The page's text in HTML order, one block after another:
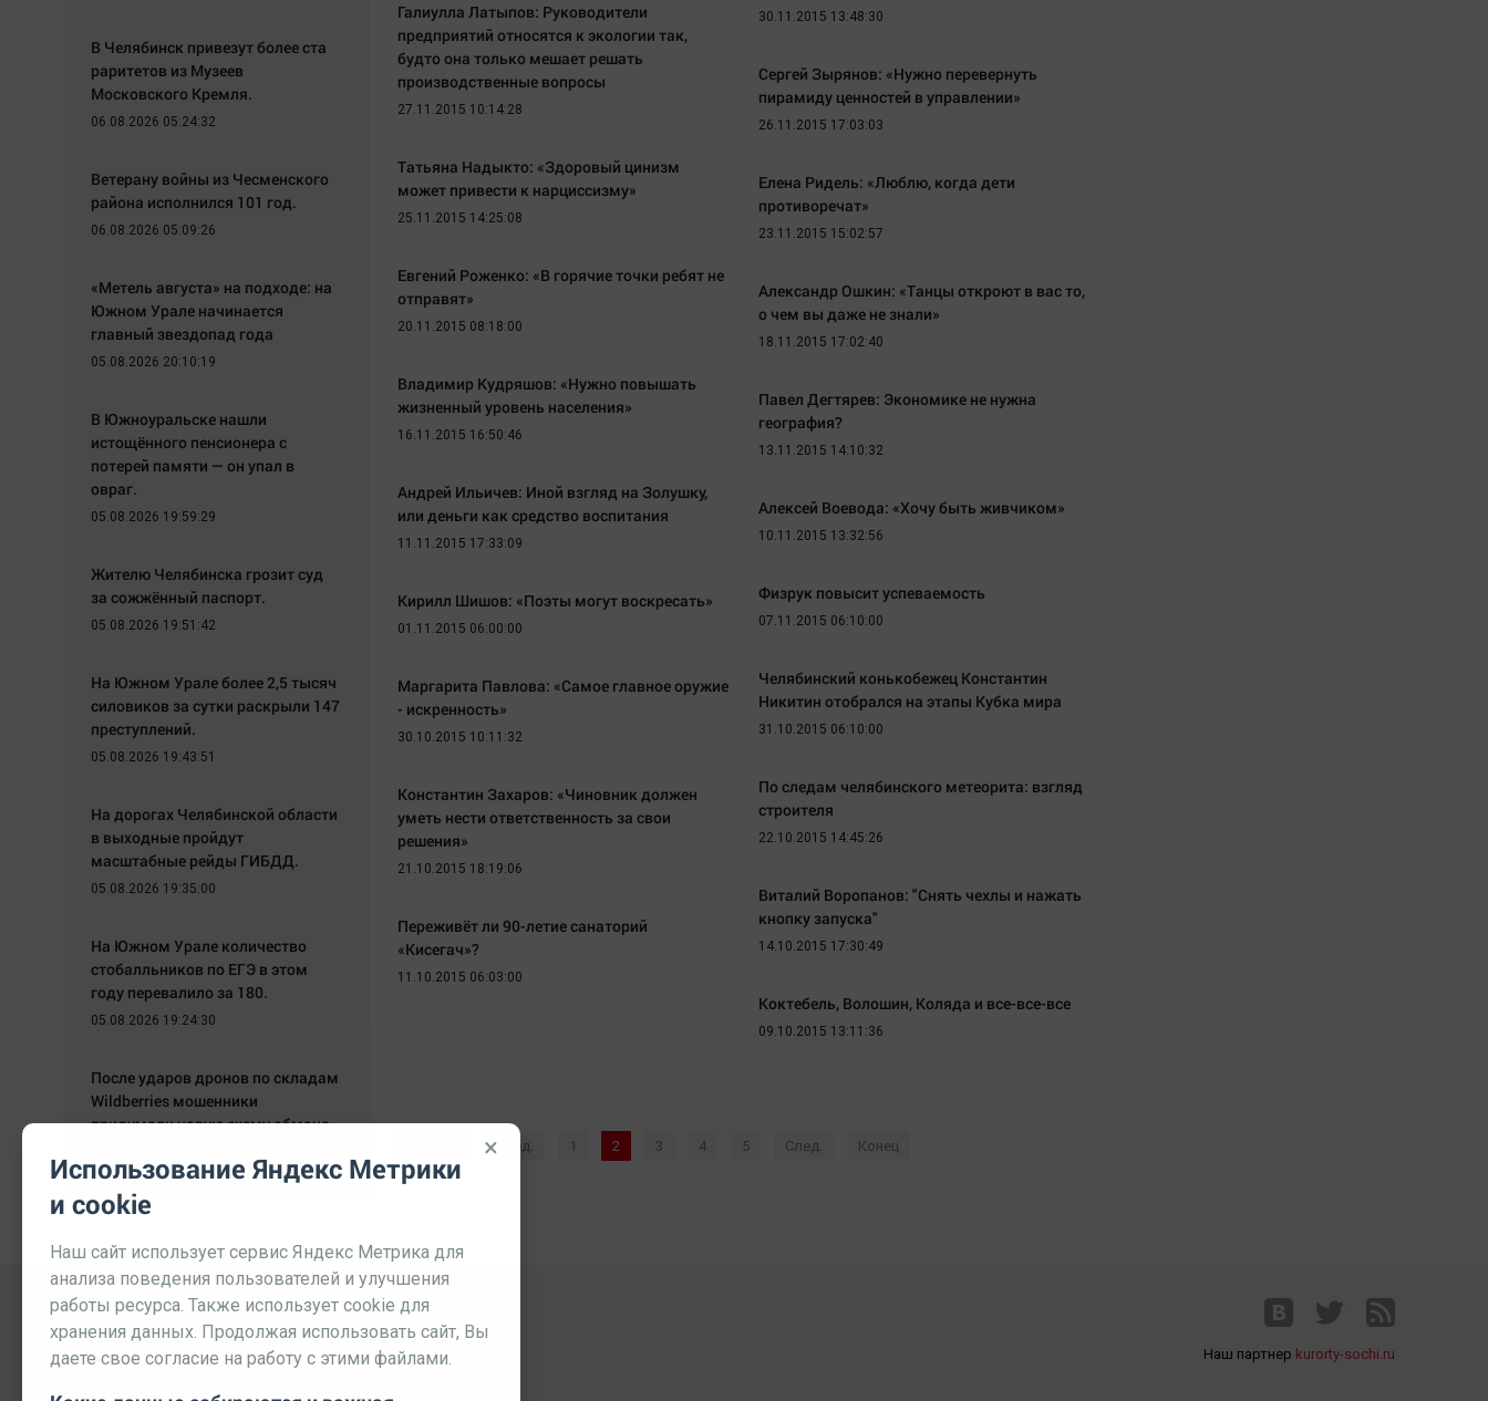
В Челябинск привезут более ста
раритетов из Музеев
Московского Кремля.
06.08.2026 05:24:32
Ветерану войны из Чесменского
района исполнился 101 год.
06.08.2026 05:09:26
«Метель августа» на подходе: на
Южном Урале начинается
главный звездопад года
05.08.2026 20:10:19
В Южноуральске нашли
истощённого пенсионера с
потерей памяти — он упал в
овраг.
05.08.2026 19:59:29
Жителю Челябинска грозит суд
за сожжённый паспорт.
05.08.2026 19:51:42
На Южном Урале более 2,5 тысяч
силовиков за сутки раскрыли 147
преступлений.
05.08.2026 19:43:51
На дорогах Челябинской области
в выходные пройдут
масштабные рейды ГИБДД.
05.08.2026 19:35:00
На Южном Урале количество
стобалльников по ЕГЭ в этом
году перевалило за 180.
05.08.2026 19:24:30
После ударов дронов по складам
Wildberries мошенники
придумали новую схему обмана.
30.11.2015 13:48:30
Галиулла Латыпов: Руководители
предприятий относятся к экологии так,
будто она только мешает решать
производственные вопросы
27.11.2015 10:14:28
Сергей Зырянов: «Нужно перевернуть
пирамиду ценностей в управлении»
26.11.2015 17:03:03
Татьяна Надыкто: «Здоровый цинизм
может привести к нарциссизму»
25.11.2015 14:25:08
Елена Ридель: «Люблю, когда дети
противоречат»
23.11.2015 15:02:57
Евгений Роженко: «В горячие точки ребят не
отправят»
20.11.2015 08:18:00
Александр Ошкин: «Танцы откроют в вас то,
о чем вы даже не знали»
18.11.2015 17:02:40
Владимир Кудряшов: «Нужно повышать
жизненный уровень населения»
16.11.2015 16:50:46
Павел Дегтярев: Экономике не нужна
география?
13.11.2015 14:10:32
Андрей Ильичев: Иной взгляд на Золушку,
или деньги как средство воспитания
11.11.2015 17:33:09
Алексей Воевода: «Хочу быть живчиком»
10.11.2015 13:32:56
Физрук повысит успеваемость
07.11.2015 06:10:00
Кирилл Шишов: «Поэты могут воскресать»
01.11.2015 06:00:00
Челябинский конькобежец Константин
Никитин отобрался на этапы Кубка мира
31.10.2015 06:10:00
Маргарита Павлова: «Самое главное оружие
- искренность»
30.10.2015 10:11:32
По следам челябинского метеорита: взгляд
строителя
22.10.2015 14:45:26
Константин Захаров: «Чиновник должен
уметь нести ответственность за свои
решения»
21.10.2015 18:19:06
Виталий Воропанов: "Снять чехлы и нажать
кнопку запуска"
14.10.2015 17:30:49
Переживёт ли 90-летие санаторий
«Кисегач»?
11.10.2015 06:03:00
Коктебель, Волошин, Коляда и все-все-все
09.10.2015 13:11:36
Пред. 1 2 3 4 5 След. Конец
Наш партнер kurorty-sochi.ru
×
Использование Яндекс Метрики
и cookie
Наш сайт использует сервис Яндекс Метрика для
анализа поведения пользователей и улучшения
работы ресурса. Также использует cookie для
хранения данных. Продолжая использовать сайт, Вы
даете свое согласие на работу с этими файлами.